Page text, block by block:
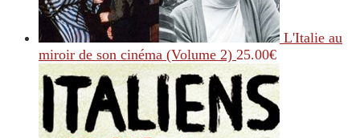
L'Italie au
miroir de son cinéma (Volume 2) 25.00€